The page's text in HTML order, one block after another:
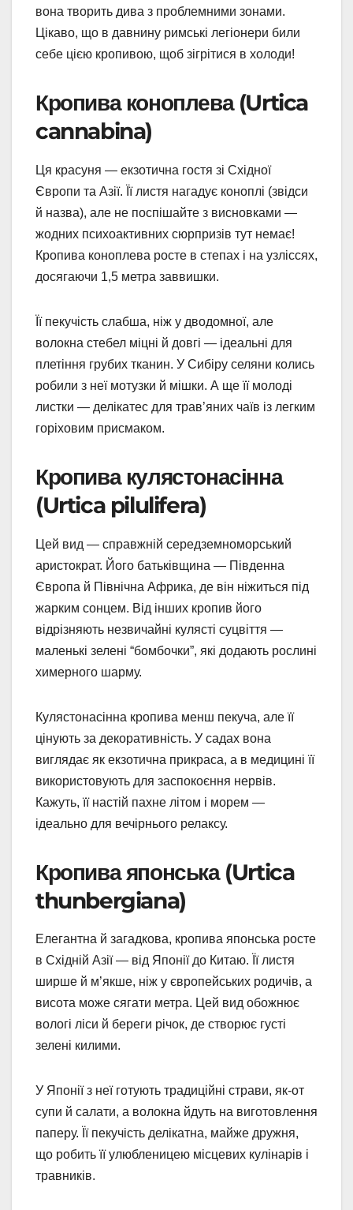
вона творить дива з проблемними зонами.
Цікаво, що в давнину римські легіонери били
себе цією кропивою, щоб зігрітися в холоди!
Кропива коноплева (Urtica
cannabina)
Ця красуня — екзотична гостя зі Східної
Європи та Азії. Її листя нагадує коноплі (звідси
й назва), але не поспішайте з висновками —
жодних психоактивних сюрпризів тут немає!
Кропива коноплева росте в степах і на узліссях,
досягаючи 1,5 метра заввишки.
Її пекучість слабша, ніж у дводомної, але
волокна стебел міцні й довгі — ідеальні для
плетіння грубих тканин. У Сибіру селяни колись
робили з неї мотузки й мішки. А ще її молоді
листки — делікатес для трав’яних чаїв із легким
горіховим присмаком.
Кропива кулястонасінна
(Urtica pilulifera)
Цей вид — справжній середземноморський
аристократ. Його батьківщина — Південна
Європа й Північна Африка, де він ніжиться під
жарким сонцем. Від інших кропив його
відрізняють незвичайні кулясті суцвіття —
маленькі зелені “бомбочки”, які додають рослині
химерного шарму.
Кулястонасінна кропива менш пекуча, але її
цінують за декоративність. У садах вона
виглядає як екзотична прикраса, а в медицині її
використовують для заспокоєння нервів.
Кажуть, її настій пахне літом і морем —
ідеально для вечірнього релаксу.
Кропива японська (Urtica
thunbergiana)
Елегантна й загадкова, кропива японська росте
в Східній Азії — від Японії до Китаю. Її листя
ширше й м’якше, ніж у європейських родичів, а
висота може сягати метра. Цей вид обожнює
вологі ліси й береги річок, де створює густі
зелені килими.
У Японії з неї готують традиційні страви, як-от
супи й салати, а волокна йдуть на виготовлення
паперу. Її пекучість делікатна, майже дружня,
що робить її улюбленицею місцевих кулінарів і
травників.